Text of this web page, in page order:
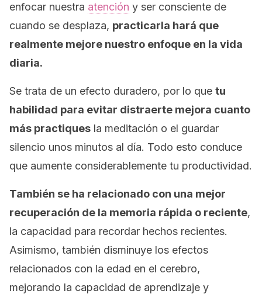
enfocar nuestra atención y ser consciente de
cuando se desplaza, practicarla hará que
realmente mejore nuestro enfoque en la vida
diaria.
Se trata de un efecto duradero, por lo que tu
habilidad para evitar distraerte mejora cuanto
más practiques la meditación o el guardar
silencio unos minutos al día. Todo esto conduce
que aumente considerablemente tu productividad.
También se ha relacionado con una mejor
recuperación de la memoria rápida o reciente,
la capacidad para recordar hechos recientes.
Asimismo, también disminuye los efectos
relacionados con la edad en el cerebro,
mejorando la capacidad de aprendizaje y